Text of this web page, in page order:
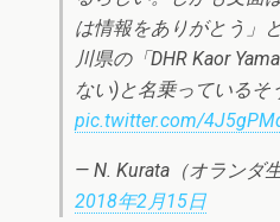
は情報をありがとう」
川県の「DHR Kaor
ない)と名乗っているそ
pic.twitter.com/
— N. Kurata（オランダ
2018年2月15日